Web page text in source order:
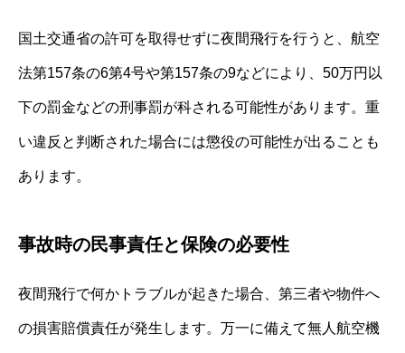
国土交通省の許可を取得せずに夜間飛行を行うと、航空
法第157条の6第4号や第157条の9などにより、50万円以
下の罰金などの刑事罰が科される可能性があります。重
い違反と判断された場合には懲役の可能性が出ることも
あります。
事故時の民事責任と保険の必要性
夜間飛行で何かトラブルが起きた場合、第三者や物件へ
の損害賠償責任が発生します。万一に備えて無人航空機